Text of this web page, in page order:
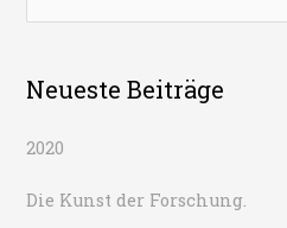
h
n
Neueste Beiträge
2020
Die Kunst der Forschung.